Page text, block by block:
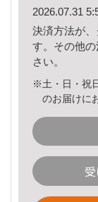
2026.07.31
決済方法が
す。その他
さい。
※土・日・祝
のお届けに